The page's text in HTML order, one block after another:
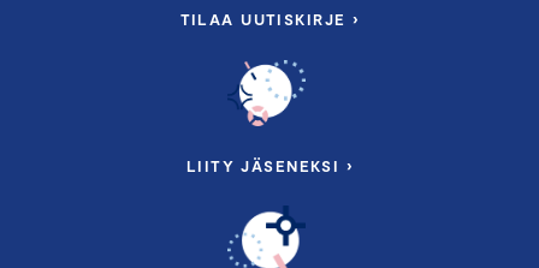
TILAA UUTISKIRJE ›
LIITY JÄSENEKSI ›